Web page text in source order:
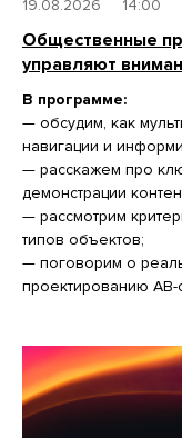
19.08.2026 14:00
Общественные
управляют
В программе:
— обсудим, как
навигации и
— расскажем про
демонстрации
— рассмотрим
типов объектов;
— поговорим о
проектированию АВ-